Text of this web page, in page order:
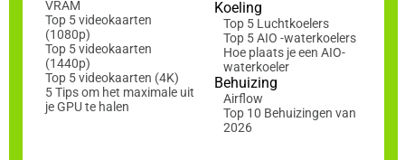
VRAM
Top 5 videokaarten
(1080p)
Top 5 videokaarten
(1440p)
Top 5 videokaarten (4K)
5 Tips om het maximale uit
je GPU te halen
Koeling
Top 5 Luchtkoelers
Top 5 AIO -waterkoelers
Hoe plaats je een AIO-
waterkoeler
Behuizing
Airflow
Top 10 Behuizingen van
2026